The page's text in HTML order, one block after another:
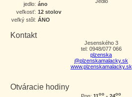
jedlo: áno
veľkosť: 12 stolov
veľký stôl: ÁNO
Kontakt
Jesenského 3
tel: 0948/077 066
plzenska
@plzenskamalacky.sk
www.plzenskamalacky.sk
Otváracie hodiny
oo oo